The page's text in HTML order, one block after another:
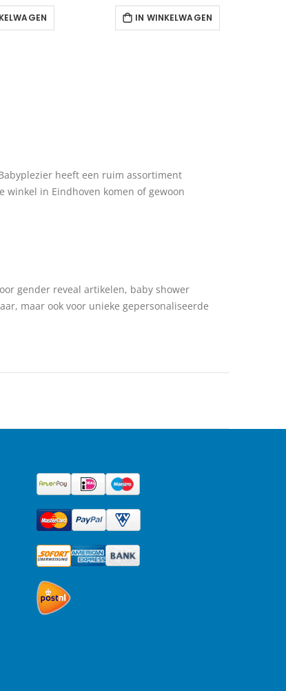
IN WINKELWAGEN
heeft een ruim assortiment
in Eindhoven komen of gewoon
gender reveal artikelen, baby shower
maar ook voor unieke gepersonaliseerde